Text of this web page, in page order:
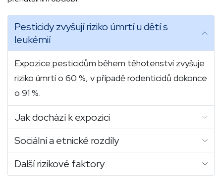
Pesticidy zvyšují riziko úmrtí u dětí s
leukémií
Expozice pesticidům během těhotenství zvyšuje
riziko úmrtí o 60 %, v případě rodenticidů dokonce
o 91 %.
Jak dochází k expozici
Sociální a etnické rozdíly
Další rizikové faktory